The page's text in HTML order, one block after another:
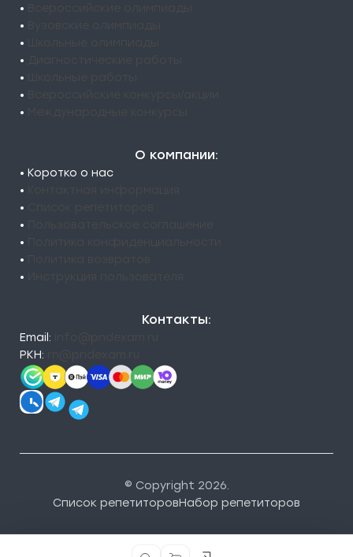
•
•
•
•
•
•
•
О компании:
• Коротко о нас
•
•
•
•
•
•
Контакты:
Email:
РКН:
© Copyright 2026.
Список репетиторовНабор репетиторов